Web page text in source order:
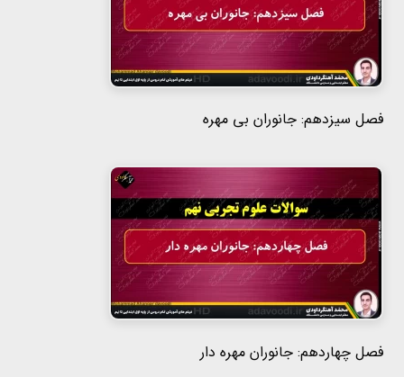
فصل سیزدهم: جانوران بی مهره
فصل چهاردهم: جانوران مهره دار